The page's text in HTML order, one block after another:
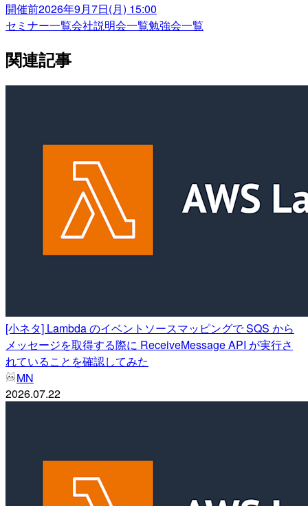
開催前2026年9月7日(月) 15:00
セミナー一覧会社説明会一覧勉強会一覧
関連記事
[小ネタ] Lambda のイベントソースマッピングで SQS から
メッセージを取得する際に ReceiveMessage API が実行さ
れていることを確認してみた
MN
2026.07.22